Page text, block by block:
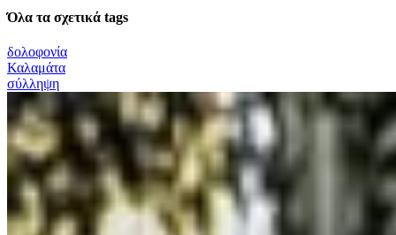
Όλα τα σχετικά tags
δολοφονία
Καλαμάτα
σύλληψη